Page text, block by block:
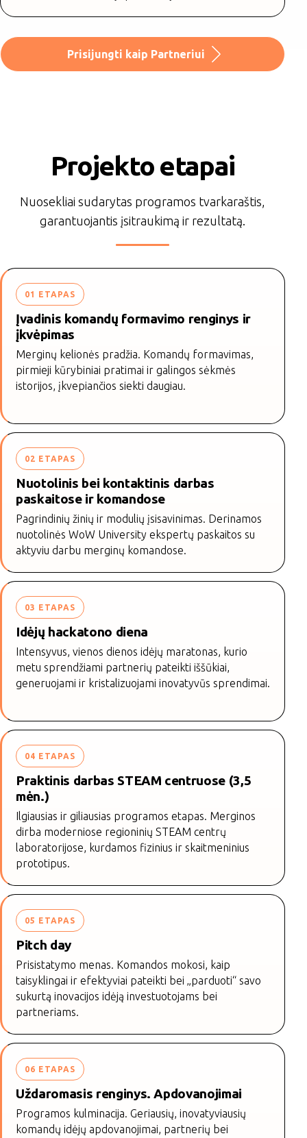
Prisijungti kaip Partneriui
Projekto etapai
Nuosekliai sudarytas programos tvarkaraštis,
garantuojantis įsitraukimą ir rezultatą.
01 ETAPAS
Įvadinis komandų formavimo renginys ir
įkvėpimas
Merginų kelionės pradžia. Komandų formavimas,
pirmieji kūrybiniai pratimai ir galingos sėkmės
istorijos, įkvepiančios siekti daugiau.
02 ETAPAS
Nuotolinis bei kontaktinis darbas
paskaitose ir komandose
Pagrindinių žinių ir modulių įsisavinimas. Derinamos
nuotolinės WoW University ekspertų paskaitos su
aktyviu darbu merginų komandose.
03 ETAPAS
Idėjų hackatono diena
Intensyvus, vienos dienos idėjų maratonas, kurio
metu sprendžiami partnerių pateikti iššūkiai,
generuojami ir kristalizuojami inovatyvūs sprendimai.
04 ETAPAS
Praktinis darbas STEAM centruose (3,5
mėn.)
Ilgiausias ir giliausias programos etapas. Merginos
dirba moderniose regioninių STEAM centrų
laboratorijose, kurdamos fizinius ir skaitmeninius
prototipus.
05 ETAPAS
Pitch day
Prisistatymo menas. Komandos mokosi, kaip
taisyklingai ir efektyviai pateikti bei „parduoti“ savo
sukurtą inovacijos idėją investuotojams bei
partneriams.
06 ETAPAS
Uždaromasis renginys. Apdovanojimai
Programos kulminacija. Geriausių, inovatyviausių
komandų idėjų apdovanojimai, partnerių bei